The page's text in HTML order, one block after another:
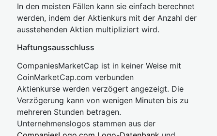
In den meisten Fällen kann sie einfach berechnet
werden, indem der Aktienkurs mit der Anzahl der
ausstehenden Aktien multipliziert wird.
Haftungsausschluss
CompaniesMarketCap ist in keiner Weise mit
CoinMarketCap.com verbunden
Aktienkurse werden verzögert angezeigt. Die
Verzögerung kann von wenigen Minuten bis zu
mehreren Stunden betragen.
Unternehmenslogos stammen aus der